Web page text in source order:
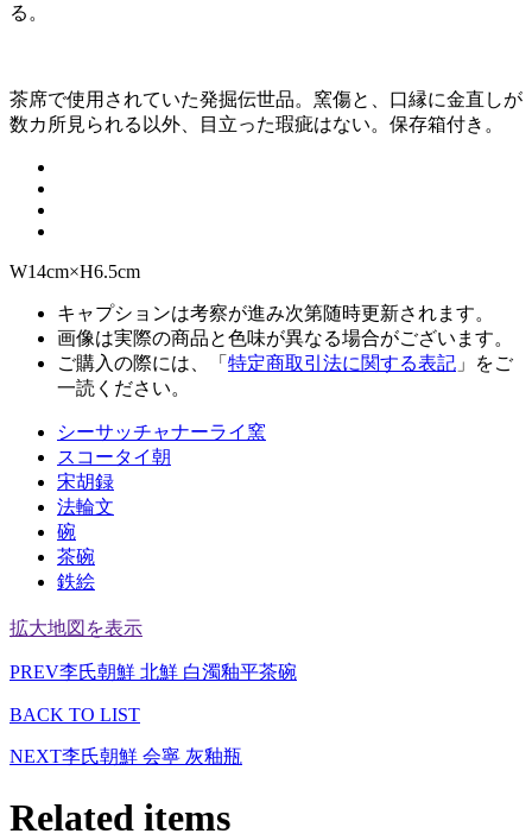
る。
茶席で使用されていた発掘伝世品。窯傷と、口縁に金直しが
数カ所見られる以外、目立った瑕疵はない。保存箱付き。
W14cm×H6.5cm
キャプションは考察が進み次第随時更新されます。
画像は実際の商品と色味が異なる場合がございます。
ご購入の際には、「 特定商取引法に関する表記 」をご
一読ください。
シーサッチャナーライ窯
スコータイ朝
宋胡録
法輪文
碗
茶碗
鉄絵
拡大地図を表示
PREV李氏朝鮮 北鮮 白濁釉平茶碗
BACK TO LIST
NEXT李氏朝鮮 会寧 灰釉瓶
Related items